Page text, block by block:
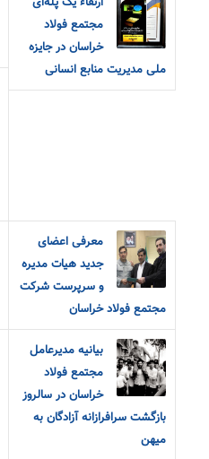
مجتمع فولاد
خراسان در جایزه
ملی مدیریت منابع انسانی
معرفی اعضای
جدید هیات مدیره
و سرپرست شرکت
مجتمع فولاد خراسان
بیانیه مدیرعامل
مجتمع فولاد
خراسان در سالروز
بازگشت سرافرازانه آزادگان به
میهن